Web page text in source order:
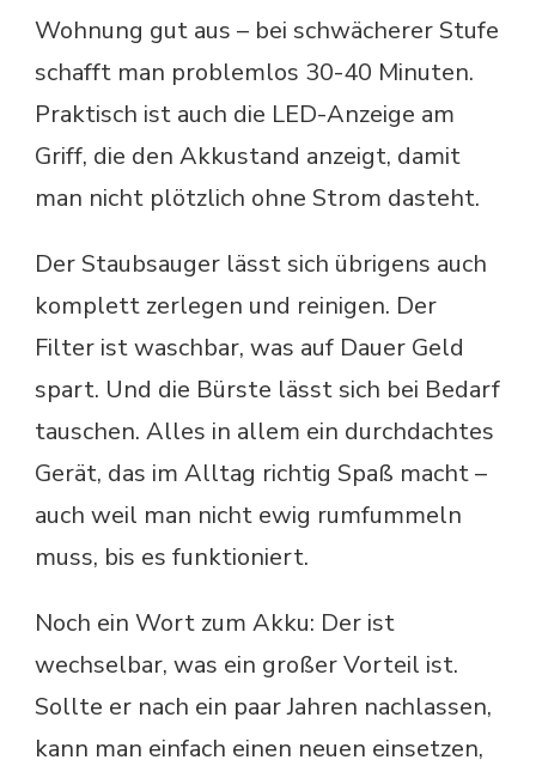
Wohnung gut aus – bei schwächerer Stufe
schafft man problemlos 30-40 Minuten.
Praktisch ist auch die LED-Anzeige am
Griff, die den Akkustand anzeigt, damit
man nicht plötzlich ohne Strom dasteht.
Der Staubsauger lässt sich übrigens auch
komplett zerlegen und reinigen. Der
Filter ist waschbar, was auf Dauer Geld
spart. Und die Bürste lässt sich bei Bedarf
tauschen. Alles in allem ein durchdachtes
Gerät, das im Alltag richtig Spaß macht –
auch weil man nicht ewig rumfummeln
muss, bis es funktioniert.
Noch ein Wort zum Akku: Der ist
wechselbar, was ein großer Vorteil ist.
Sollte er nach ein paar Jahren nachlassen,
kann man einfach einen neuen einsetzen,